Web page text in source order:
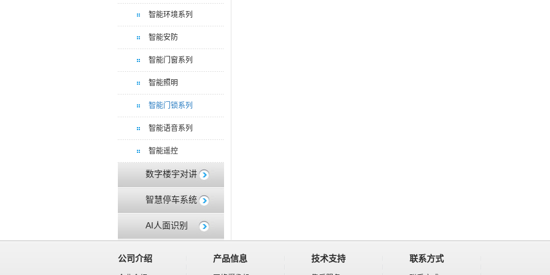
智能环境系列
智能安防
智能门窗系列
智能照明
智能门锁系列
智能语音系列
智能遥控
数字楼宇对讲
智慧停车系统
AI人面识别
公司介绍 产品信息 技术支持 联系方式